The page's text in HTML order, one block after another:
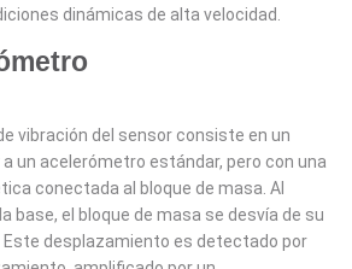
dinámicas de alta velocidad.
vibración del sensor consiste en un
un acelerómetro estándar, pero con una
conectada al bloque de masa. Al
base, el bloque de masa se desvía de su
Este desplazamiento es detectado por